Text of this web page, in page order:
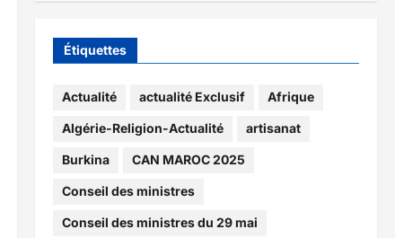
Étiquettes
Actualité actualité Exclusif Afrique
Algérie-Religion-Actualité artisanat
Burkina CAN MAROC 2025
Conseil des ministres
Conseil des ministres du 29 mai